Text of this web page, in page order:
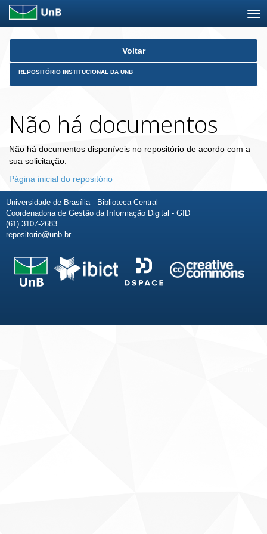
Skip
Voltar
REPOSITÓRIO INSTITUCIONAL DA UNB
Não há documentos
Não há documentos disponíveis no repositório de acordo com a
sua solicitação.
Página inicial do repositório
Universidade de Brasília - Biblioteca Central
Coordenadoria de Gestão da Informação Digital - GID
(61) 3107-2683
repositorio@unb.br